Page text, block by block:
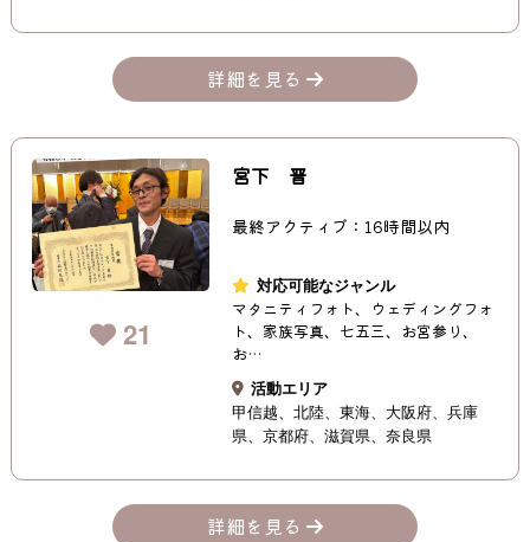
詳細を見る
21
宮下 晋
最終アクティブ：16時間以内
対応可能なジャンル
マタニティフォト、ウェディングフォ
ト、家族写真、七五三、お宮参り、
お…
活動エリア
甲信越
北陸 東海 大阪府
兵庫
県
京都府 滋賀県 奈良県
詳細を見る